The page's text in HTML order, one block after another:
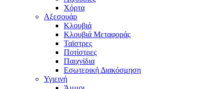
Χόρτα
Αξεσουάρ
Κλουβιά
Κλουβιά Μεταφοράς
Ταϊστρες
Ποτίστρες
Παιχνίδια
Εσωτερική Διακόσμηση
Υγιεινή